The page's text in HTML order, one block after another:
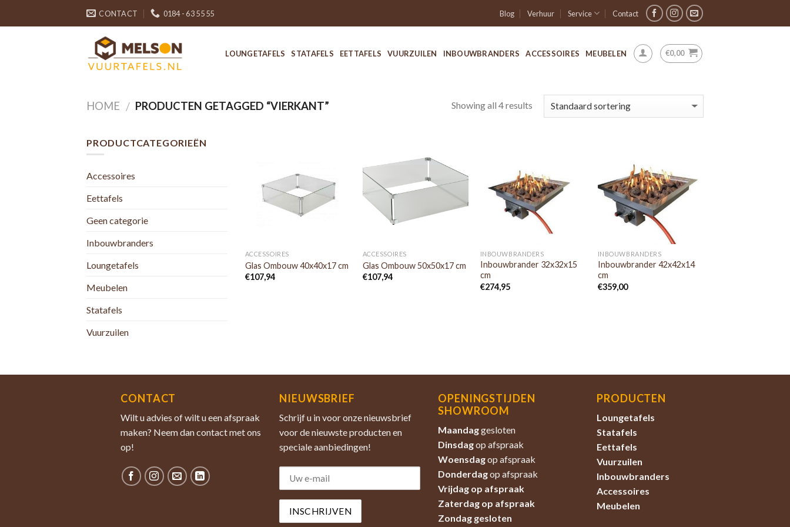
CONTACT 0184 - 63 55 55 Blog Verhuur Service Contact
LOUNGETAFELS STATAFELS EETTAFELS VUURZUILEN INBOUWBRANDERS ACCESSOIRES MEUBELEN €0,00
HOME / PRODUCTEN GETAGGED “VIERKANT” Showing all 4 results
PRODUCTCATEGORIEËN
Accessoires
Eettafels
Geen categorie
Inbouwbranders
Loungetafels
Meubelen
Statafels
Vuurzuilen
ACCESSOIRES
Glas Ombouw 40x40x17 cm
€107,94
ACCESSOIRES
Glas Ombouw 50x50x17 cm
€107,94
INBOUWBRANDERS
Inbouwbrander 32x32x15
cm
€274,95
INBOUWBRANDERS
Inbouwbrander 42x42x14
cm
€359,00
CONTACT
Wilt u advies of wilt u een afspraak
maken? Neem dan contact met ons
op!
NIEUWSBRIEF
Schrijf u in voor onze nieuwsbrief
voor de nieuwste producten en
speciale aanbiedingen!
OPENINGSTIJDEN
SHOWROOM
Maandaggesloten
Dinsdagop afspraak
Woensdagop afspraak
Donderdagop afspraak
Vrijdag op afspraak
Zaterdag op afspraak
Zondag gesloten
PRODUCTEN
Loungetafels
Statafels
Eettafels
Vuurzuilen
Inbouwbranders
Accessoires
Meubelen